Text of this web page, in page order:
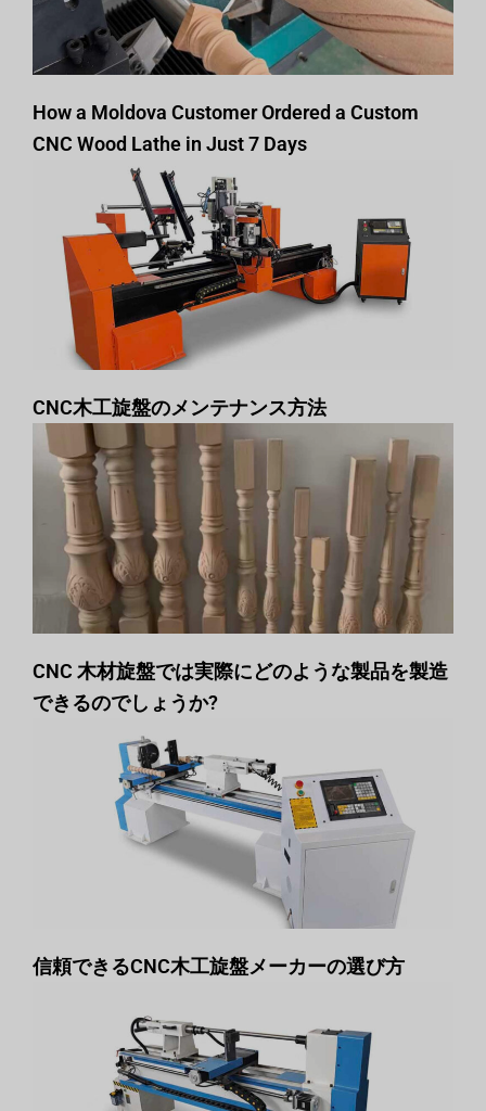
How a Moldova Customer Ordered a Custom
CNC Wood Lathe in Just 7 Days
CNC木工旋盤のメンテナンス方法
CNC 木材旋盤では実際にどのような製品を製造
できるのでしょうか?
信頼できるCNC木工旋盤メーカーの選び方